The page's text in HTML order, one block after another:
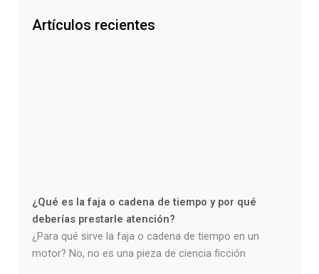
Artículos recientes
¿Qué es la faja o cadena de tiempo y por qué
deberías prestarle atención?
¿Para qué sirve la faja o cadena de tiempo en un
motor? No, no es una pieza de ciencia ficción